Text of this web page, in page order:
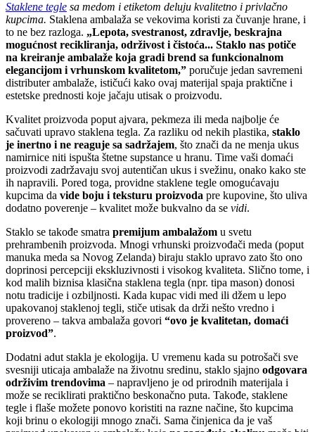
Staklene tegle sa medom i etiketom deluju kvalitetno i privlačno
kupcima. Staklena ambalaža se vekovima koristi za čuvanje hrane, i
to ne bez razloga. „Lepota, svestranost, zdravlje, beskrajna
mogućnost recikliranja, održivost i čistoća... Staklo nas potiče
na kreiranje ambalaže koja gradi brend sa funkcionalnom
elegancijom i vrhunskom kvalitetom,” poručuje jedan savremeni
distributer ambalaže, ističući kako ovaj materijal spaja praktične i
estetske prednosti koje jačaju utisak o proizvodu.
Kvalitet proizvoda poput ajvara, pekmeza ili meda najbolje će
sačuvati upravo staklena tegla. Za razliku od nekih plastika, staklo
je inertno i ne reaguje sa sadržajem, što znači da ne menja ukus
namirnice niti ispušta štetne supstance u hranu. Time vaši domaći
proizvodi zadržavaju svoj autentičan ukus i svežinu, onako kako ste
ih napravili. Pored toga, providne staklene tegle omogućavaju
kupcima da vide boju i teksturu proizvoda pre kupovine, što uliva
dodatno poverenje – kvalitet može bukvalno da se vidi.
Staklo se takođe smatra premijum ambalažom u svetu
prehrambenih proizvoda. Mnogi vrhunski proizvođači meda (poput
manuka meda sa Novog Zelanda) biraju staklo upravo zato što ono
doprinosi percepciji ekskluzivnosti i visokog kvaliteta. Slično tome, i
kod malih biznisa klasična staklena tegla (npr. tipa mason) donosi
notu tradicije i ozbiljnosti. Kada kupac vidi med ili džem u lepo
upakovanoj staklenoj tegli, stiče utisak da drži nešto vredno i
provereno – takva ambalaža govori “ovo je kvalitetan, domaći
proizvod”.
Dodatni adut stakla je ekologija. U vremenu kada su potrošači sve
svesniji uticaja ambalaže na životnu sredinu, staklo sjajno odgovara
održivim trendovima – napravljeno je od prirodnih materijala i
može se reciklirati praktično beskonačno puta. Takođe, staklene
tegle i flaše možete ponovo koristiti na razne načine, što kupcima
koji brinu o ekologiji mnogo znači. Sama činjenica da je vaš